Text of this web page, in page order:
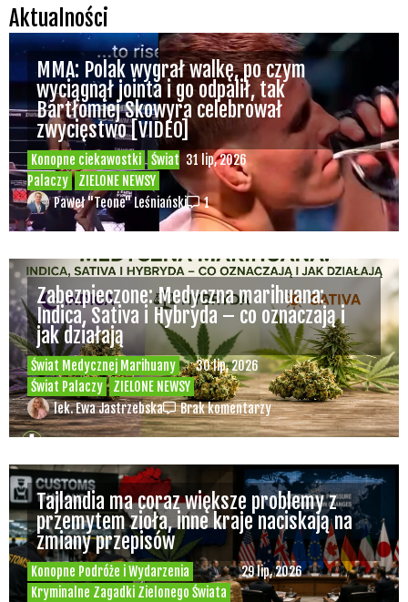
Aktualności
Konopne ciekawostki
Świat
Palaczy
ZIELONE NEWSY
31 lip, 2026
MMA: Polak wygrał walkę, po czym
wyciągnął jointa i go odpalił, tak
Bartłomiej Skowyra celebrował
zwycięstwo [VIDEO]
Paweł "Teone" Leśniański 1
Świat Medycznej Marihuany
Świat Palaczy
ZIELONE NEWSY
30 lip, 2026
Zabezpieczone: Medyczna marihuana:
Indica, Sativa i Hybryda – co oznaczają i
jak działają
lek. Ewa Jastrzebska Brak komentarzy
Konopne Podróże i Wydarzenia
Kryminalne Zagadki Zielonego Świata
29 lip, 2026
Tajlandia ma coraz większe problemy z
przemytem zioła, inne kraje naciskają na
zmiany przepisów